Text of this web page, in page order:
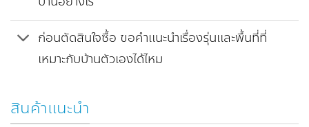
ก่อนตัดสินใจซื้อ ขอคำแนะนำเรื่องรุ่นและพื้นที่ที่
เหมาะกับบ้านตัวเองได้ไหม
สินค้าแนะนำ